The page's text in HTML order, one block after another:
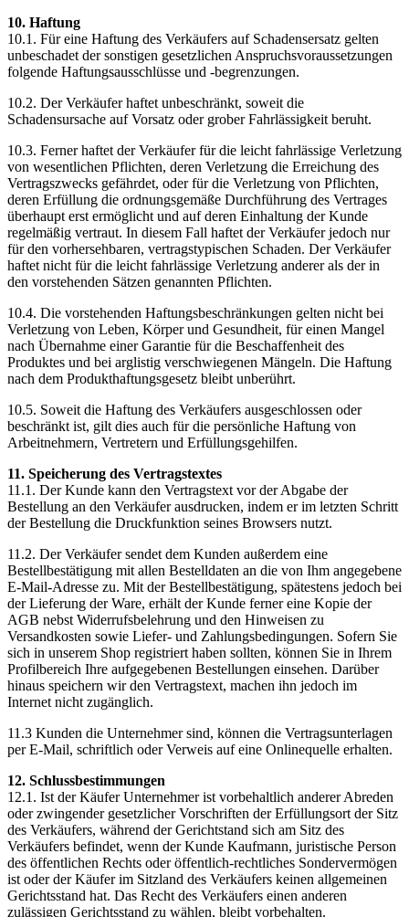
10. Haftung
10.1. Für eine Haftung des Verkäufers auf Schadensersatz gelten
unbeschadet der sonstigen gesetzlichen Anspruchsvoraussetzungen
folgende Haftungsausschlüsse und -begrenzungen.
10.2. Der Verkäufer haftet unbeschränkt, soweit die
Schadensursache auf Vorsatz oder grober Fahrlässigkeit beruht.
10.3. Ferner haftet der Verkäufer für die leicht fahrlässige Verletzung
von wesentlichen Pflichten, deren Verletzung die Erreichung des
Vertragszwecks gefährdet, oder für die Verletzung von Pflichten,
deren Erfüllung die ordnungsgemäße Durchführung des Vertrages
überhaupt erst ermöglicht und auf deren Einhaltung der Kunde
regelmäßig vertraut. In diesem Fall haftet der Verkäufer jedoch nur
für den vorhersehbaren, vertragstypischen Schaden. Der Verkäufer
haftet nicht für die leicht fahrlässige Verletzung anderer als der in
den vorstehenden Sätzen genannten Pflichten.
10.4. Die vorstehenden Haftungsbeschränkungen gelten nicht bei
Verletzung von Leben, Körper und Gesundheit, für einen Mangel
nach Übernahme einer Garantie für die Beschaffenheit des
Produktes und bei arglistig verschwiegenen Mängeln. Die Haftung
nach dem Produkthaftungsgesetz bleibt unberührt.
10.5. Soweit die Haftung des Verkäufers ausgeschlossen oder
beschränkt ist, gilt dies auch für die persönliche Haftung von
Arbeitnehmern, Vertretern und Erfüllungsgehilfen.
11. Speicherung des Vertragstextes
11.1. Der Kunde kann den Vertragstext vor der Abgabe der
Bestellung an den Verkäufer ausdrucken, indem er im letzten Schritt
der Bestellung die Druckfunktion seines Browsers nutzt.
11.2. Der Verkäufer sendet dem Kunden außerdem eine
Bestellbestätigung mit allen Bestelldaten an die von Ihm angegebene
E-Mail-Adresse zu. Mit der Bestellbestätigung, spätestens jedoch bei
der Lieferung der Ware, erhält der Kunde ferner eine Kopie der
AGB nebst Widerrufsbelehrung und den Hinweisen zu
Versandkosten sowie Liefer- und Zahlungsbedingungen. Sofern Sie
sich in unserem Shop registriert haben sollten, können Sie in Ihrem
Profilbereich Ihre aufgegebenen Bestellungen einsehen. Darüber
hinaus speichern wir den Vertragstext, machen ihn jedoch im
Internet nicht zugänglich.
11.3 Kunden die Unternehmer sind, können die Vertragsunterlagen
per E-Mail, schriftlich oder Verweis auf eine Onlinequelle erhalten.
12. Schlussbestimmungen
12.1. Ist der Käufer Unternehmer ist vorbehaltlich anderer Abreden
oder zwingender gesetzlicher Vorschriften der Erfüllungsort der Sitz
des Verkäufers, während der Gerichtstand sich am Sitz des
Verkäufers befindet, wenn der Kunde Kaufmann, juristische Person
des öffentlichen Rechts oder öffentlich-rechtliches Sondervermögen
ist oder der Käufer im Sitzland des Verkäufers keinen allgemeinen
Gerichtsstand hat. Das Recht des Verkäufers einen anderen
zulässigen Gerichtsstand zu wählen, bleibt vorbehalten.